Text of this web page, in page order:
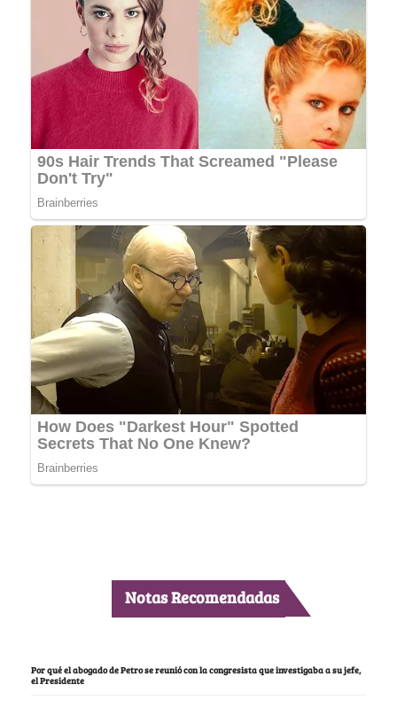
Notas Recomendadas
Por qué el abogado de Petro se reunió con la congresista que investigaba a su jefe,
el Presidente